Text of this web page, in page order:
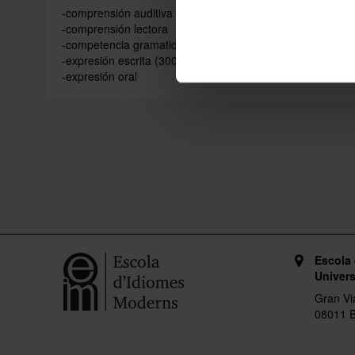
-comprensión auditiva
-comprensión lectora
-competencia gramatical
-expresión escrita (300 palabras)
-expresión oral
Escola
Gran
08011